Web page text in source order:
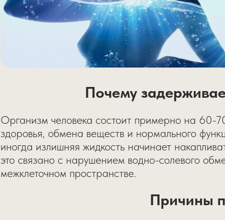
Почему
Организм человека состоит примерно на 60-
здоровья, обмена веществ и нормального
иногда излишняя жидкость начинает
это связано с нарушением водно-солевого
межклеточном пространстве.
Причины